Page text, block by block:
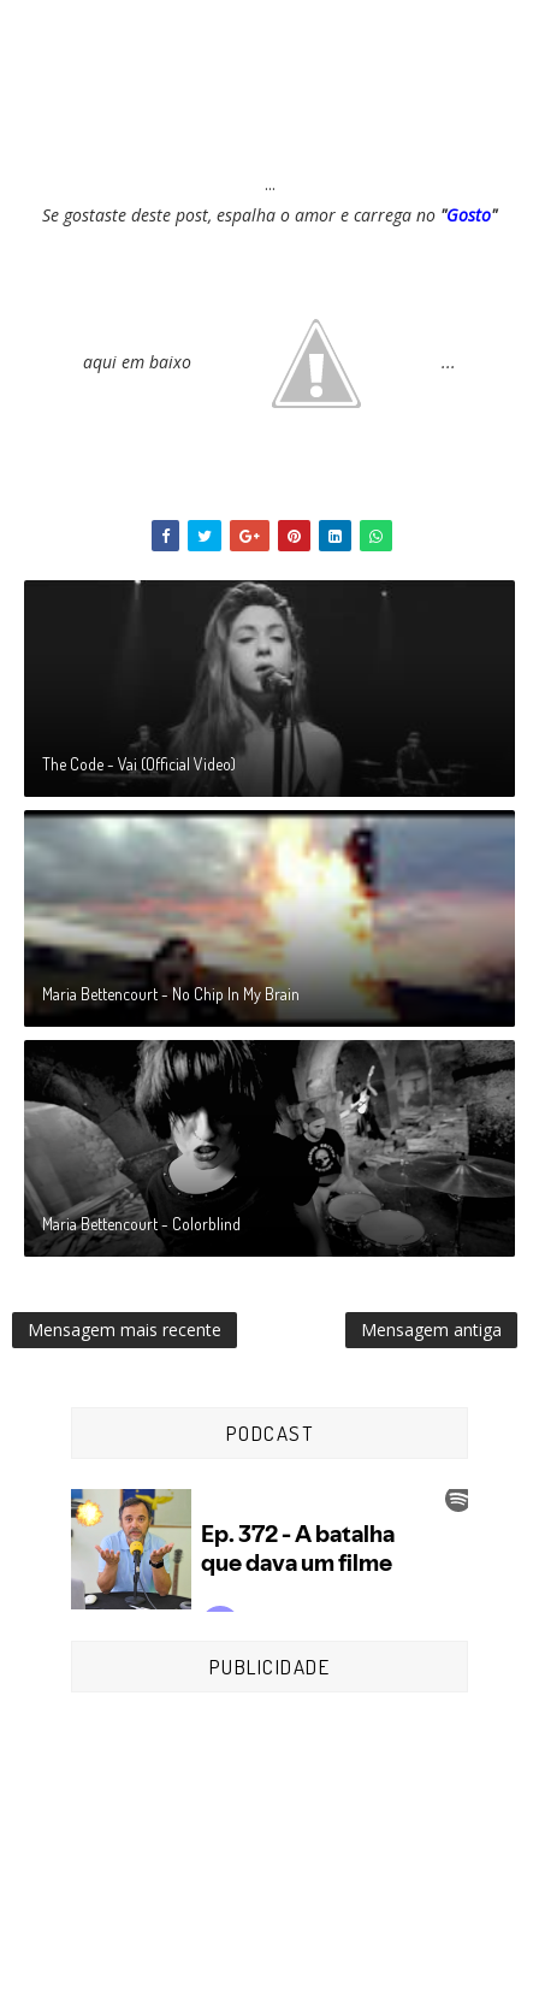
...
Se gostaste deste post, espalha o amor e carrega no "Gosto"
aqui em baixo ...
The Code - Vai (Official Video)
Maria Bettencourt - No Chip In My Brain
Maria Bettencourt - Colorblind
Mensagem mais recente Mensagem antiga
PODCAST
PUBLICIDADE